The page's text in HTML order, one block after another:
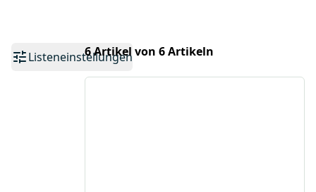
Listeneinstellungen6 Artikel von 6 Artikeln